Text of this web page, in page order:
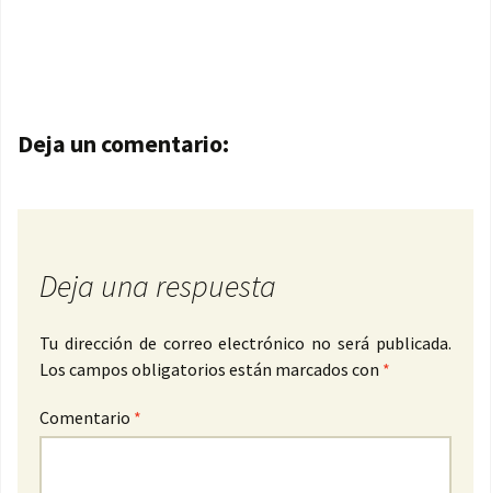
Navegación de entradas
Deja un comentario:
Deja una respuesta
Tu dirección de correo electrónico no será publicada.
Los campos obligatorios están marcados con *
Comentario *